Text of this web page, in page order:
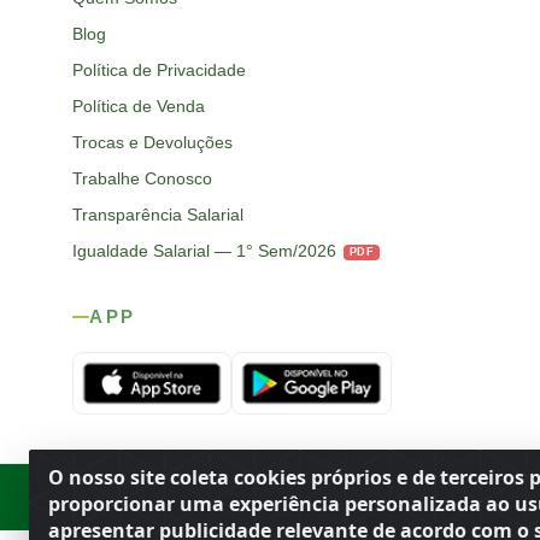
O nosso site coleta cookies próprios e de terceiros
proporcionar uma experiência personalizada ao
apresentar publicidade relevante de acordo com o
Blog
Política de Privacidade
Política de Venda
Trocas e Devoluções
Trabalhe Conosco
Transparência Salarial
Igualdade Salarial — 1° Sem/2026
PDF
APP
Rod. SP-215, s/n, km 98 — Área Rural Porto Ferreira/ ·